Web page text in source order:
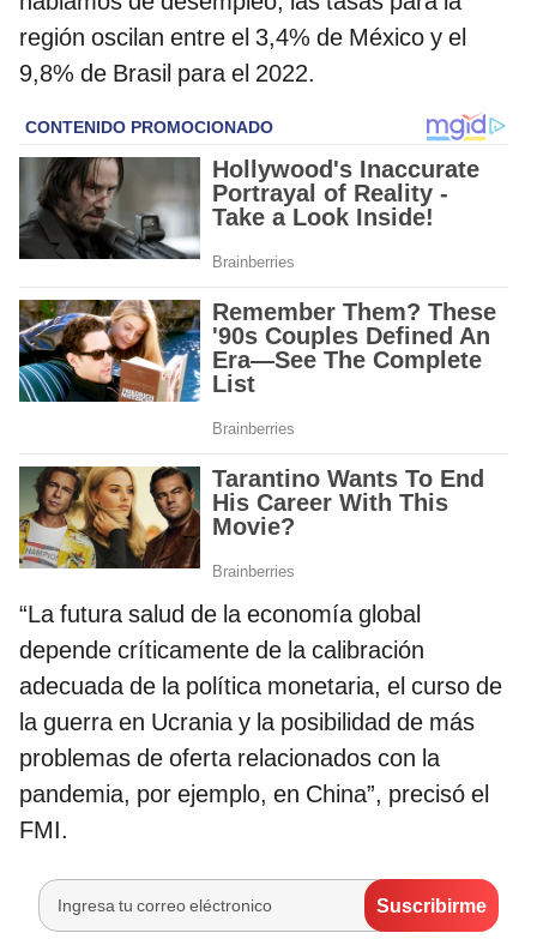
región oscilan entre el 3,4% de México y el
9,8% de Brasil para el 2022.
“La futura salud de la economía global
depende críticamente de la calibración
adecuada de la política monetaria, el curso de
la guerra en Ucrania y la posibilidad de más
problemas de oferta relacionados con la
pandemia, por ejemplo, en China”, precisó el
FMI.